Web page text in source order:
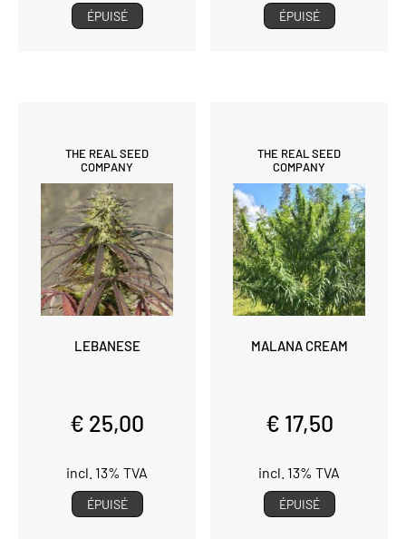
ÉPUISÉ ÉPUISÉ
THE REAL SEED
COMPANY
LEBANESE
€ 25,00
incl. 13% TVA
ÉPUISÉ
THE REAL SEED
COMPANY
MALANA CREAM
€ 17,50
incl. 13% TVA
ÉPUISÉ